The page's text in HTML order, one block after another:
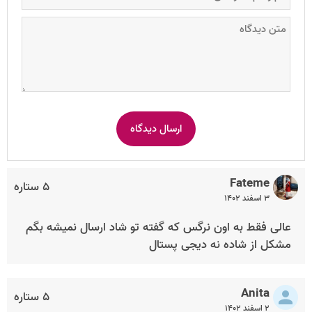
۵ ستاره Fateme
۳ اسفند ۱۴۰۲
عالی فقط به اون نرگس که گفته تو شاد ارسال نمیشه بگم
مشکل از شاده نه دیجی پستال
۵ ستاره Anita
۲ اسفند ۱۴۰۲